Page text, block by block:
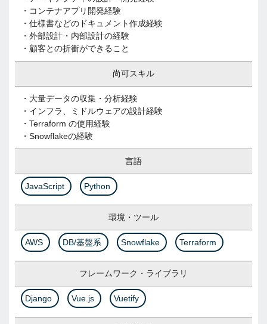
・コンテナアプリ開発経験
・仕様書などのドキュメント作成経験
・外部設計・内部設計の経験
・顧客との折衝ができること
尚可スキル
・大量データの収集・分析経験
・インフラ、ミドルウェアの設計経験
・Terraform の使用経験
・Snowflakeの経験
言語
JavaScript Python
環境・ツール
AWS DB/基盤系 Snowflake Terraform
フレームワーク・ライブラリ
Django Vue.js Vuetify